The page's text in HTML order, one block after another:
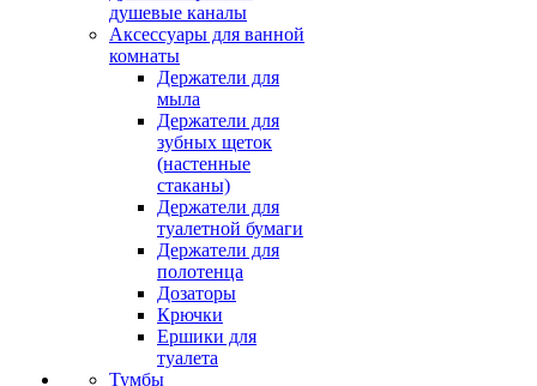
душевые каналы
Аксессуары для ванной
комнаты
Держатели для
мыла
Держатели для
зубных щеток
(настенные
стаканы)
Держатели для
туалетной бумаги
Держатели для
полотенца
Дозаторы
Крючки
Ершики для
туалета
Тумбы